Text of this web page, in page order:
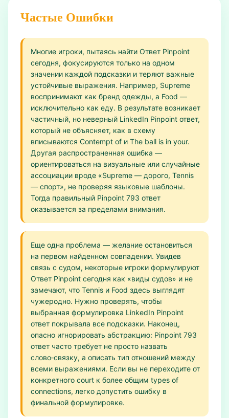
Частые Ошибки
Многие игроки, пытаясь найти Ответ Pinpoint
сегодня, фокусируются только на одном
значении каждой подсказки и теряют важные
устойчивые выражения. Например, Supreme
воспринимают как бренд одежды, а Food —
исключительно как еду. В результате возникает
частичный, но неверный LinkedIn Pinpoint ответ,
который не объясняет, как в схему
вписываются Contempt of и The ball is in your.
Другая распространенная ошибка —
ориентироваться на визуальные или случайные
ассоциации вроде «Supreme — дорого, Tennis
— спорт», не проверяя языковые шаблоны.
Тогда правильный Pinpoint 793 ответ
оказывается за пределами внимания.
Еще одна проблема — желание остановиться
на первом найденном совпадении. Увидев
связь с судом, некоторые игроки формулируют
Ответ Pinpoint сегодня как «виды судов» и не
замечают, что Tennis и Food здесь выглядят
чужеродно. Нужно проверять, чтобы
выбранная формулировка LinkedIn Pinpoint
ответ покрывала все подсказки. Наконец,
опасно игнорировать абстракцию: Pinpoint 793
ответ часто требует не просто назвать
слово‑связку, а описать тип отношений между
всеми выражениями. Если вы не переходите от
конкретного court к более общим types of
connections, легко допустить ошибку в
финальной формулировке.